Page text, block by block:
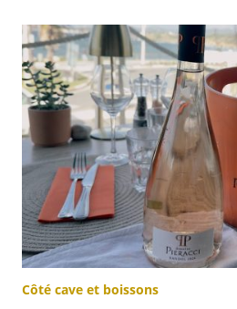
Côté cave et boissons